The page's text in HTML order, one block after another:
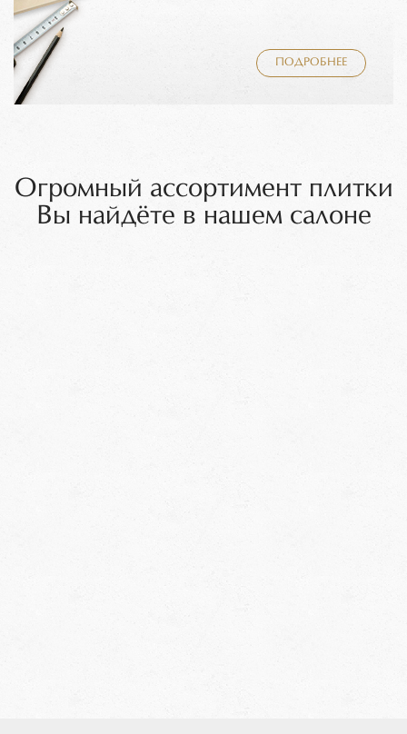
ПОДРОБНЕЕ
Огромный ассортимент плитки
Вы найдёте в нашем салоне